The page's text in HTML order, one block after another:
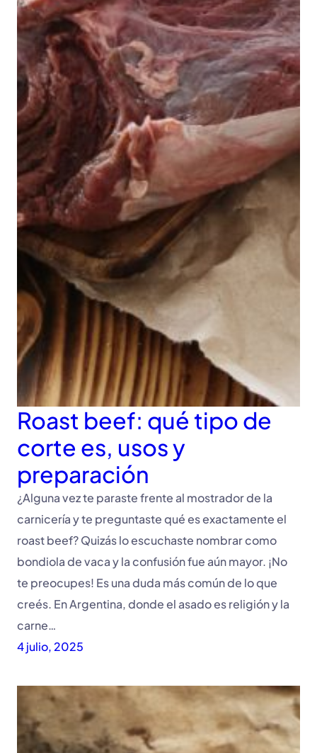
Roast beef: qué tipo de
corte es, usos y
preparación
¿Alguna vez te paraste frente al mostrador de la
carnicería y te preguntaste qué es exactamente el
roast beef? Quizás lo escuchaste nombrar como
bondiola de vaca y la confusión fue aún mayor. ¡No
te preocupes! Es una duda más común de lo que
creés. En Argentina, donde el asado es religión y la
carne…
4 julio, 2025